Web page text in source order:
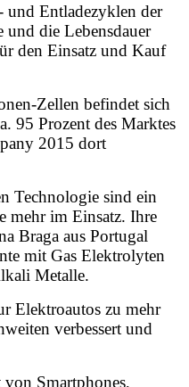
Entladezyklen der
die Lebensdauer
den Einsatz und Kauf
Zellen befindet sich
95 Prozent des Marktes
2015 dort
Technologie sind ein
mehr im Einsatz. Ihre
Braga aus Portugal
mit Gas Elektrolyten
Metalle.
Elektroautos zu mehr
verbessert und
Smartphones,